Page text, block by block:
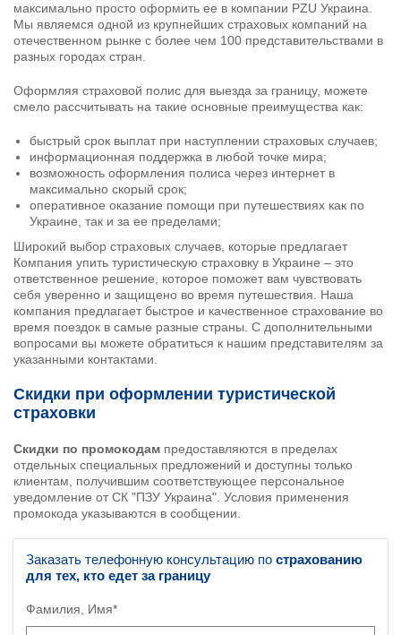
максимально просто оформить ее в компании PZU Украина.
Мы являемся одной из крупнейших страховых компаний на
отечественном рынке с более чем 100 представительствами в
разных городах стран.
Оформляя страховой полис для выезда за границу, можете
смело рассчитывать на такие основные преимущества как:
быстрый срок выплат при наступлении страховых случаев;
информационная поддержка в любой точке мира;
возможность оформления полиса через интернет в
максимально скорый срок;
оперативное оказание помощи при путешествиях как по
Украине, так и за ее пределами;
Широкий выбор страховых случаев, которые предлагает
Компания упить туристическую страховку в Украине – это
ответственное решение, которое поможет вам чувствовать
себя уверенно и защищено во время путешествия. Наша
компания предлагает быстрое и качественное страхование во
время поездок в самые разные страны. С дополнительными
вопросами вы можете обратиться к нашим представителям за
указанными контактами.
Скидки при оформлении туристической
страховки
Скидки по промокодам предоставляются в пределах
отдельных специальных предложений и доступны только
клиентам, получившим соответствующее персональное
уведомление от СК "ПЗУ Украина". Условия применения
промокода указываются в сообщении.
Заказать телефонную консультацию по страхованию
для тех, кто едет за границу
Фамилия, Имя*